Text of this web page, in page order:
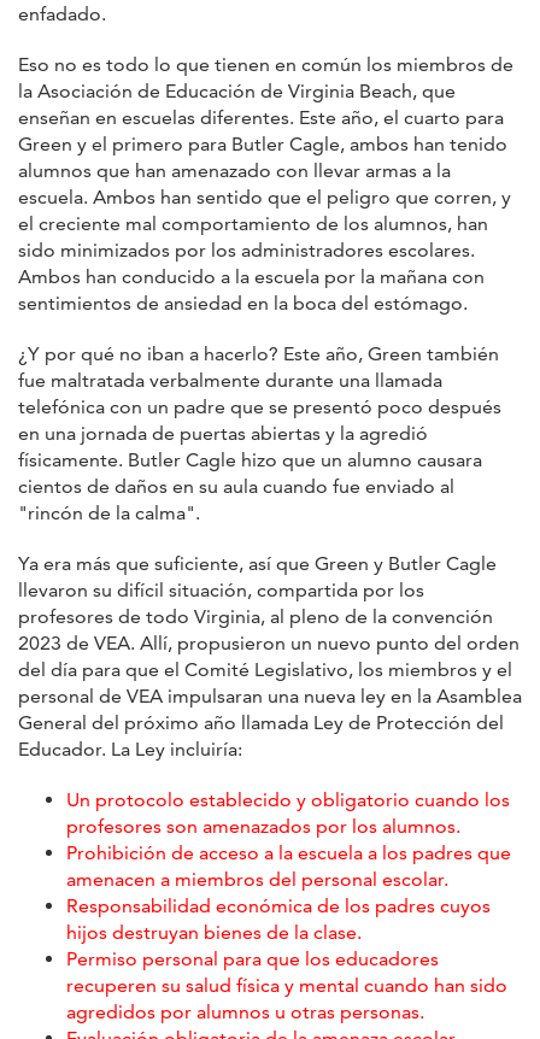
enfadado.
Eso no es todo lo que tienen en común los miembros de
la Asociación de Educación de Virginia Beach, que
enseñan en escuelas diferentes. Este año, el cuarto para
Green y el primero para Butler Cagle, ambos han tenido
alumnos que han amenazado con llevar armas a la
escuela. Ambos han sentido que el peligro que corren, y
el creciente mal comportamiento de los alumnos, han
sido minimizados por los administradores escolares.
Ambos han conducido a la escuela por la mañana con
sentimientos de ansiedad en la boca del estómago.
¿Y por qué no iban a hacerlo? Este año, Green también
fue maltratada verbalmente durante una llamada
telefónica con un padre que se presentó poco después
en una jornada de puertas abiertas y la agredió
físicamente. Butler Cagle hizo que un alumno causara
cientos de daños en su aula cuando fue enviado al
"rincón de la calma".
Ya era más que suficiente, así que Green y Butler Cagle
llevaron su difícil situación, compartida por los
profesores de todo Virginia, al pleno de la convención
2023 de VEA. Allí, propusieron un nuevo punto del orden
del día para que el Comité Legislativo, los miembros y el
personal de VEA impulsaran una nueva ley en la Asamblea
General del próximo año llamada Ley de Protección del
Educador. La Ley incluiría:
Un protocolo establecido y obligatorio cuando los
profesores son amenazados por los alumnos.
Prohibición de acceso a la escuela a los padres que
amenacen a miembros del personal escolar.
Responsabilidad económica de los padres cuyos
hijos destruyan bienes de la clase.
Permiso personal para que los educadores
recuperen su salud física y mental cuando han sido
agredidos por alumnos u otras personas.